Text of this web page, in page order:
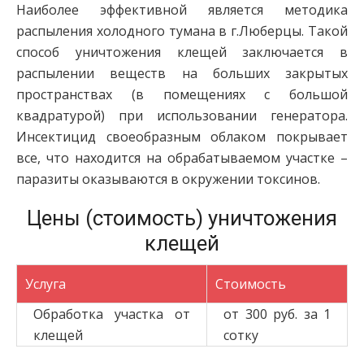
Наиболее эффективной является методика
распыления холодного тумана в г.Люберцы. Такой
способ уничтожения клещей заключается в
распылении веществ на больших закрытых
пространствах (в помещениях с большой
квадратурой) при использовании генератора.
Инсектицид своеобразным облаком покрывает
все, что находится на обрабатываемом участке –
паразиты оказываются в окружении токсинов.
Цены (стоимость) уничтожения
клещей
Услуга
Стоимость
Обработка участка от
клещей
от 300 руб. за 1
сотку